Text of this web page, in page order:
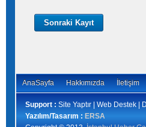
Sonraki Kayıt
AnaSayfa Hakkımızda İletişim
Support : Site Yaptır | Web Destek |
Yazılım/Tasarım : ERSA